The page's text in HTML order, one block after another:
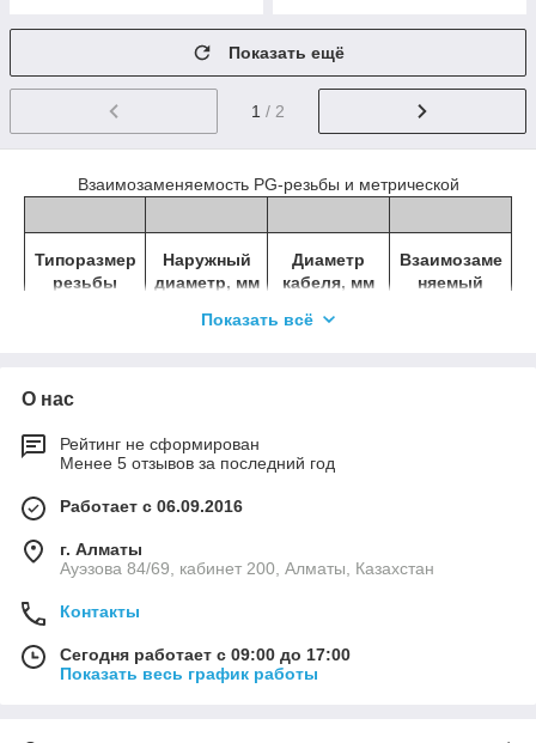
Показать ещё
1 / 2
Взаимозаменяемость PG-резьбы и метрической
Типоразмер
резьбы
Наружный
диаметр, мм
Диаметр
кабеля, мм
Взаимозаме
няемый
Pg 7 12,5
Pg 11
Pg 13,5
Pg 13,5 20,4 12,0
Показать всё
О нас
Рейтинг не сформирован
Менее 5 отзывов за последний год
Работает с 06.09.2016
г. Алматы
Ауэзова 84/69, кабинет 200, Алматы, Казахстан
Контакты
Сегодня работает с 09:00 до 17:00
Показать весь график работы